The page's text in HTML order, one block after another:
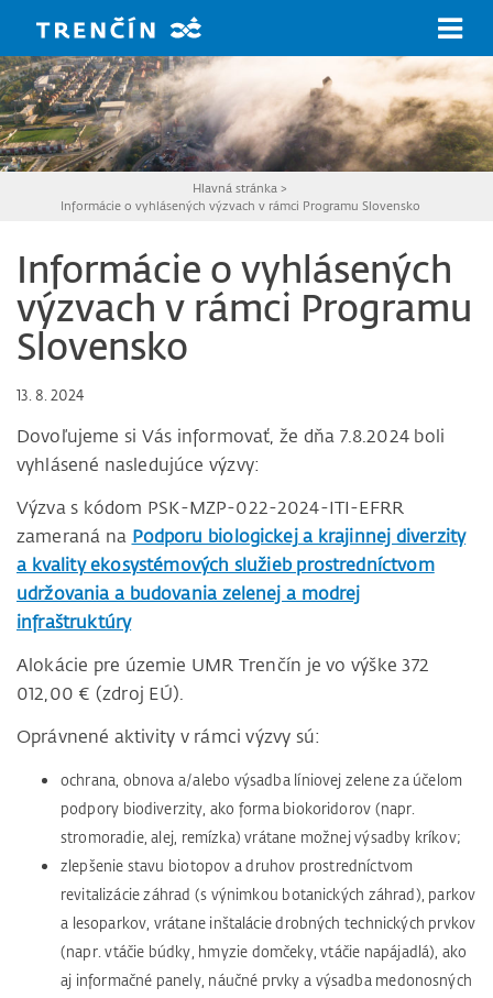
Hlavná stránka >
Informácie o vyhlásených výzvach v rámci Programu Slovensko
Informácie o vyhlásených
výzvach v rámci Programu
Slovensko
13. 8. 2024
Dovoľujeme si Vás informovať, že dňa 7.8.2024 boli
vyhlásené nasledujúce výzvy:
Výzva s kódom PSK-MZP-022-2024-ITI-EFRR
zameraná na Podporu biologickej a krajinnej diverzity
a kvality ekosystémových služieb prostredníctvom
udržovania a budovania zelenej a modrej
infraštruktúry
Alokácie pre územie UMR Trenčín je vo výške 372
012,00 € (zdroj EÚ).
Oprávnené aktivity v rámci výzvy sú:
ochrana, obnova a/alebo výsadba líniovej zelene za účelom
podpory biodiverzity, ako forma biokoridorov (napr.
stromoradie, alej, remízka) vrátane možnej výsadby kríkov;
zlepšenie stavu biotopov a druhov prostredníctvom
revitalizácie záhrad (s výnimkou botanických záhrad), parkov
a lesoparkov, vrátane inštalácie drobných technických prvkov
(napr. vtáčie búdky, hmyzie domčeky, vtáčie napájadlá), ako
aj informačné panely, náučné prvky a výsadba medonosných